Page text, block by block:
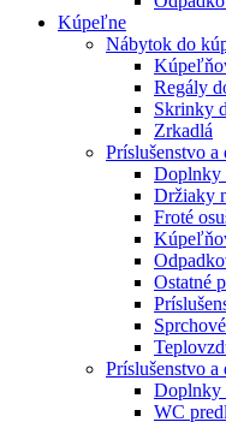
Kúpeľne
Nábytok do
Regály
Skrinky
Zrkadlá
Príslušenstvo
Doplnky
Držiaky
Froté
Ostatné
Príslušenstvo
Doplnky
WC